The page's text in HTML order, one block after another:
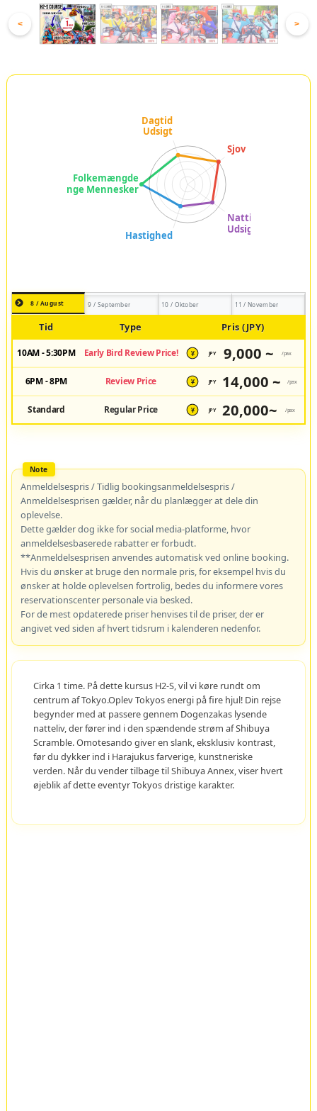
< >
8 / August 9 / September 10 / Oktober 11 / November
Tid Type Pris (JPY)
10AM - 5:30PM Early Bird Review Price! ¥ JPY 9,000 ~ /pax
6PM - 8PM Review Price ¥ JPY 14,000 ~ /pax
Standard Regular Price ¥ JPY 20,000~ /pax
Anmeldelsespris / Tidlig bookingsanmeldelsespris /
Anmeldelsesprisen gælder, når du planlægger at dele din
oplevelse.
Dette gælder dog ikke for social media-platforme, hvor
anmeldelsesbaserede rabatter er forbudt.
**Anmeldelsesprisen anvendes automatisk ved online booking.
Hvis du ønsker at bruge den normale pris, for eksempel hvis du
ønsker at holde oplevelsen fortrolig, bedes du informere vores
reservationscenter personale via besked.
For de mest opdaterede priser henvises til de priser, der er
angivet ved siden af hvert tidsrum i kalenderen nedenfor.
Cirka 1 time. På dette kursus H2-S, vil vi køre rundt om
centrum af Tokyo.Oplev Tokyos energi på fire hjul! Din rejse
begynder med at passere gennem Dogenzakas lysende
natteliv, der fører ind i den spændende strøm af Shibuya
Scramble. Omotesando giver en slank, eksklusiv kontrast,
før du dykker ind i Harajukus farverige, kunstneriske
verden. Når du vender tilbage til Shibuya Annex, viser hvert
øjeblik af dette eventyr Tokyos dristige karakter.